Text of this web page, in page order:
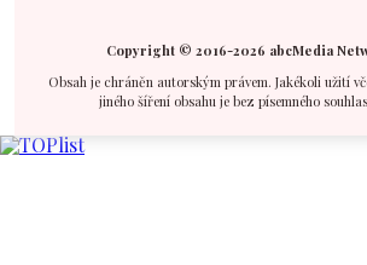
Copyright © 2016-2026 abcMedia
Obsah je chráněn autorským právem. Jakékoli užití
jiného šíření obsahu je bez písemného